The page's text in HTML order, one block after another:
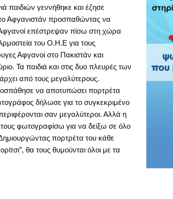
παιδιών γεννήθηκε και έζησε
Αφγανιστάν προσπαθώντας να
επέστρεψαν πίσω στη χώρα
του Ο.Η.Ε για τους
Αφγανοί στο Πακιστάν και
Τα παιδιά και στις δυο πλευρές των
από τους μεγαλύτερους.
να αποτυπώσει πορτρέτα
δήλωσε για το συγκεκριμένο
σαν μεγαλύτεροι. Αλλά η
φωτογραφίσω για να δείξω σε όλο
πορτρέτα του κάθε
θα τους θυμούνται όλοι με τα